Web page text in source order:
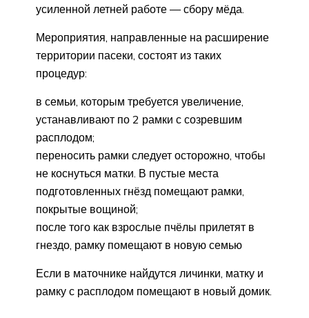
усиленной летней работе — сбору мёда.
Мероприятия, направленные на расширение
территории пасеки, состоят из таких
процедур:
в семьи, которым требуется увеличение,
устанавливают по 2 рамки с созревшим
расплодом;
переносить рамки следует осторожно, чтобы
не коснуться матки. В пустые места
подготовленных гнёзд помещают рамки,
покрытые вощиной;
после того как взрослые пчёлы прилетят в
гнездо, рамку помещают в новую семью
Если в маточнике найдутся личинки, матку и
рамку с расплодом помещают в новый домик.